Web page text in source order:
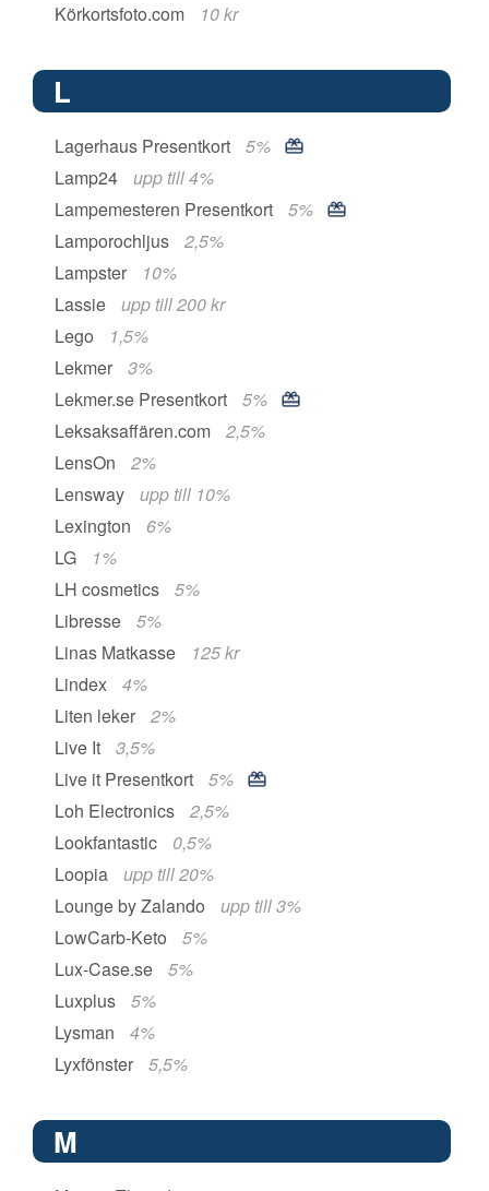
Körkortsfoto.com
10 kr
L
Lagerhaus Presentkort
5%
Lamp24
upp till 4%
Lampemesteren Presentkort
5%
Lamporochljus
2,5%
Lampster
10%
Lassie
upp till 200 kr
Lego
1,5%
Lekmer
3%
Lekmer.se Presentkort
5%
Leksaksaffären.com
2,5%
LensOn
2%
Lensway
upp till 10%
Lexington
6%
LG
1%
LH cosmetics
5%
Libresse
5%
Linas Matkasse
125 kr
Lindex
4%
Liten leker
2%
Live It
3,5%
Live it Presentkort
5%
Loh Electronics
2,5%
Lookfantastic
0,5%
Loopia
upp till 20%
Lounge by Zalando
upp till 3%
LowCarb-Keto
5%
Lux-Case.se
5%
Luxplus
5%
Lysman
4%
Lyxfönster
5,5%
M